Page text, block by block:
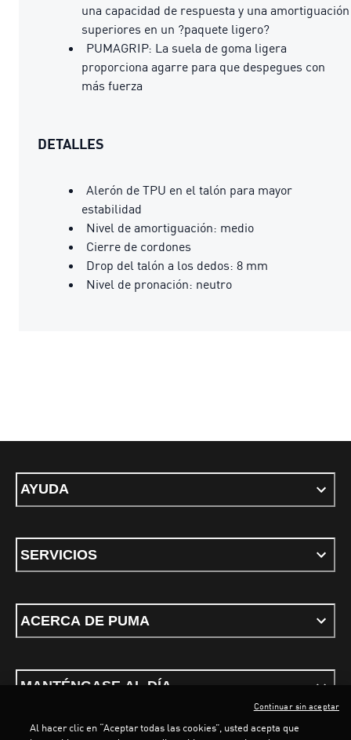
una capacidad de respuesta y una amortiguación
superiores en un ?paquete ligero?
PUMAGRIP: La suela de goma ligera
proporciona agarre para que despegues con
más fuerza
DETALLES
Alerón de TPU en el talón para mayor
estabilidad
Nivel de amortiguación: medio
Cierre de cordones
Drop del talón a los dedos: 8 mm
Nivel de pronación: neutro
AYUDA
SERVICIOS
ACERCA DE PUMA
MANTÉNGASE AL DÍA
Al hacer clic en “Aceptar todas las cookies”, usted acepta que
Continuar sin aceptar